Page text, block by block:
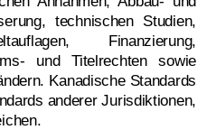
technischen Studien,
Finanzierung,
und Titelrechten sowie
Kanadische Standards
anderer Jurisdiktionen,